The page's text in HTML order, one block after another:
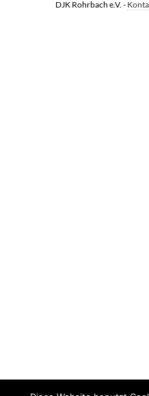
DJK Rohrbach e.V. -